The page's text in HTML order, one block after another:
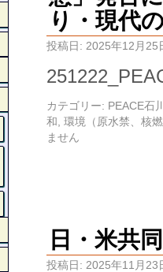
り・現代
投稿日: 2025年12月25
カテゴリー: PEACE石
和 環境（原水禁、核
ません
日・米共
投稿日: 2025年11月23